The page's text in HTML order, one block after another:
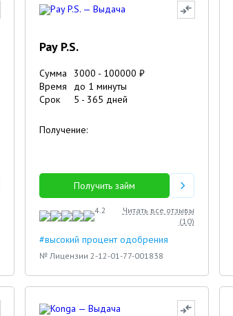
Pay P.S.
Сумма 3000 - 100000 ₽
Время
до 1 минуты
Срок
5 - 365 дней
Получение:
Получить займ
4.2
Читать все отзывы
(10)
#высокий процент одобрения
№ Лицензии 2-12-01-77-001838